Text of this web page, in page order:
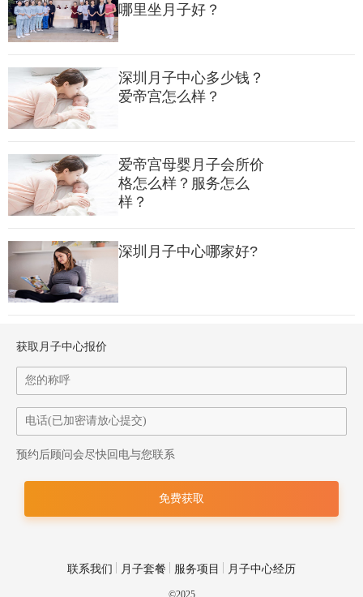
哪里坐月子好？
深圳月子中心多少钱？
爱帝宫怎么样？
爱帝宫母婴月子会所价
格怎么样？服务怎么
样？
深圳月子中心哪家好?
获取月子中心报价
预约后顾问会尽快回电与您联系
联系我们 月子套餐 服务项目 月子中心经历
©2025